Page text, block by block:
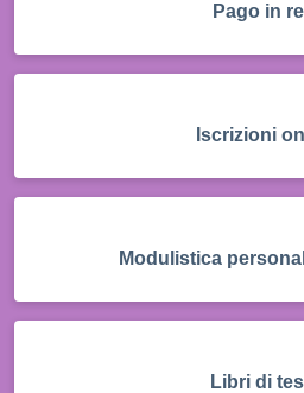
Pago in
Iscrizioni
Modulistica
Libri di